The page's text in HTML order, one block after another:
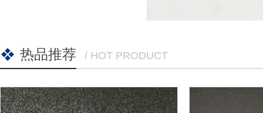
热品推荐 / HOT PRODUCT